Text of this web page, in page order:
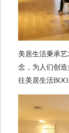
美居生活秉承
念，为人们创
往美居生活